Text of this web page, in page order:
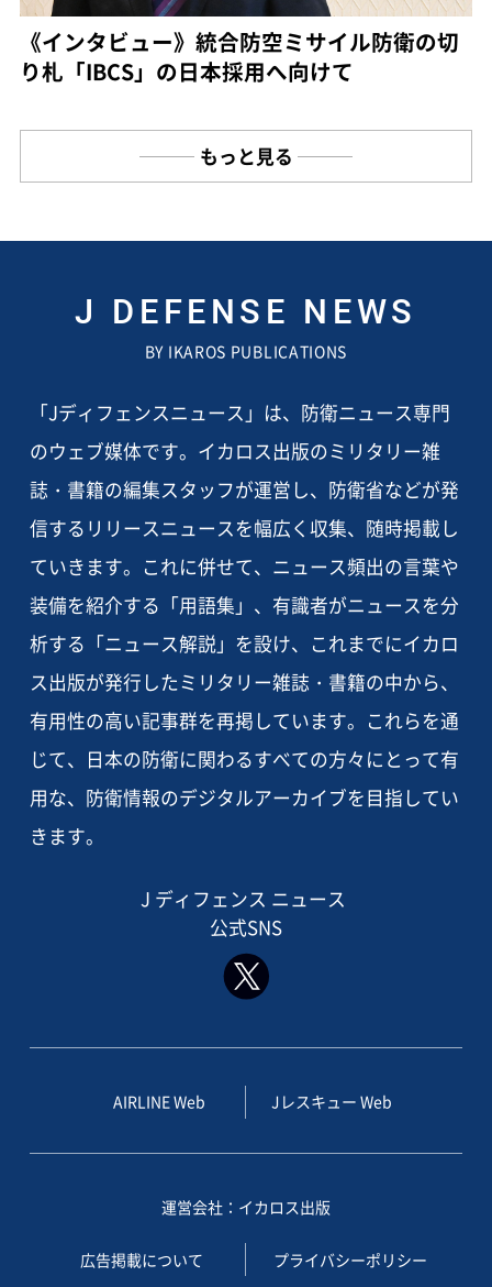
《インタビュー》統合防空ミサイル防衛の切
り札「IBCS」の日本採用へ向けて
もっと見る
J DEFENSE NEWS
BY IKAROS PUBLICATIONS
「Jディフェンスニュース」は、防衛ニュース専門
のウェブ媒体です。イカロス出版のミリタリー雑
誌・書籍の編集スタッフが運営し、防衛省などが発
信するリリースニュースを幅広く収集、随時掲載し
ていきます。これに併せて、ニュース頻出の言葉や
装備を紹介する「用語集」、有識者がニュースを分
析する「ニュース解説」を設け、これまでにイカロ
ス出版が発行したミリタリー雑誌・書籍の中から、
有用性の高い記事群を再掲しています。これらを通
じて、日本の防衛に関わるすべての方々にとって有
用な、防衛情報のデジタルアーカイブを目指してい
きます。
J ディフェンス ニュース
公式SNS
AIRLINE Web Jレスキュー Web
運営会社：イカロス出版
広告掲載について プライバシーポリシー